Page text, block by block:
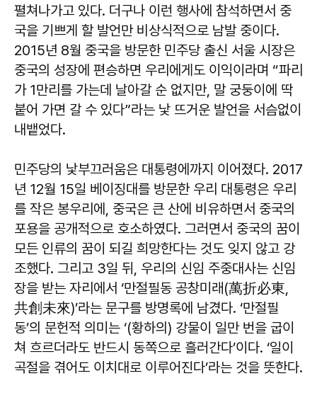
펼쳐나가고 있다. 더구나 이런 행사에 참석하면서 중
국을 기쁘게 할 발언만 비상식적으로 남발 중이다.
2015년 8월 중국을 방문한 민주당 출신 서울 시장은
중국의 성장에 편승하면 우리에게도 이익이라며 “파리
가 1만리를 가는데 날아갈 순 없지만, 말 궁둥이에 딱
붙어 가면 갈 수 있다”라는 낯 뜨거운 발언을 서슴없이
내뱉었다.
민주당의 낯부끄러움은 대통령에까지 이어졌다. 2017
년 12월 15일 베이징대를 방문한 우리 대통령은 우리
를 작은 봉우리에, 중국은 큰 산에 비유하면서 중국의
포용을 공개적으로 호소하였다. 그러면서 중국의 꿈이
모든 인류의 꿈이 되길 희망한다는 것도 잊지 않고 강
조했다. 그리고 3일 뒤, 우리의 신임 주중대사는 신임
장을 받는 자리에서 ‘만절필동 공창미래(萬折必東,
共創未來)’라는 문구를 방명록에 남겼다. ‘만절필
동’의 문헌적 의미는 ‘(황하의) 강물이 일만 번을 굽이
쳐 흐르더라도 반드시 동쪽으로 흘러간다’이다. ‘일이
곡절을 겪어도 이치대로 이루어진다’라는 것을 뜻한다.